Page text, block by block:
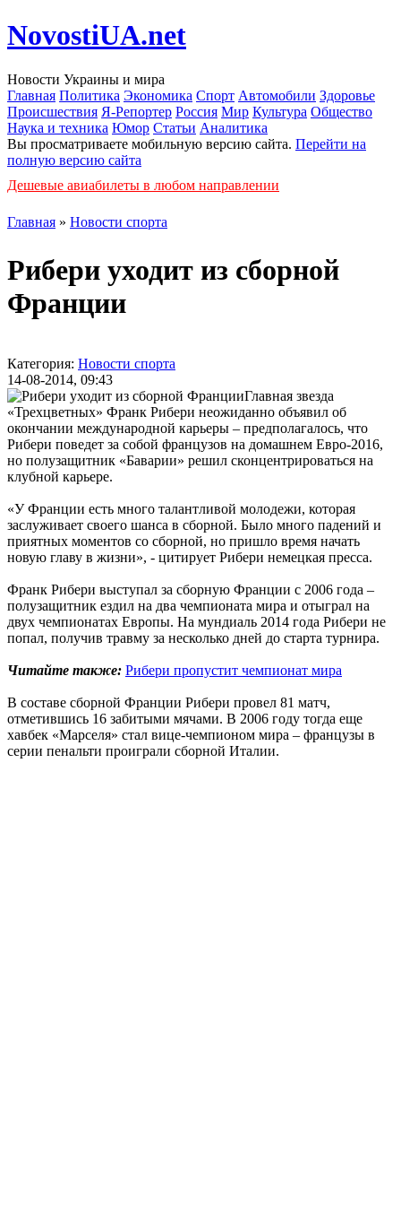
NovostiUA.net
Новости Украины и мира
Главная Политика Экономика Спорт Автомобили Здоровье
Происшествия Я-Репортер Россия Мир Культура Общество
Наука и техника Юмор Статьи Аналитика
Вы просматриваете мобильную версию сайта. Перейти на
полную версию сайта
Дешевые авиабилеты в любом направлении
Главная » Новости спорта
Рибери уходит из сборной
Франции
Категория: Новости спорта
14-08-2014, 09:43
Главная звезда
«Трехцветных» Франк Рибери неожиданно объявил об
окончании международной карьеры – предполагалось, что
Рибери поведет за собой французов на домашнем Евро-2016,
но полузащитник «Баварии» решил сконцентрироваться на
клубной карьере.
«У Франции есть много талантливой молодежи, которая
заслуживает своего шанса в сборной. Было много падений и
приятных моментов со сборной, но пришло время начать
новую главу в жизни», - цитирует Рибери немецкая пресса.
Франк Рибери выступал за сборную Франции с 2006 года –
полузащитник ездил на два чемпионата мира и отыграл на
двух чемпионатах Европы. На мундиаль 2014 года Рибери не
попал, получив травму за несколько дней до старта турнира.
Читайте также: Рибери пропустит чемпионат мира
В составе сборной Франции Рибери провел 81 матч,
отметившись 16 забитыми мячами. В 2006 году тогда еще
хавбек «Марселя» стал вице-чемпионом мира – французы в
серии пенальти проиграли сборной Италии.